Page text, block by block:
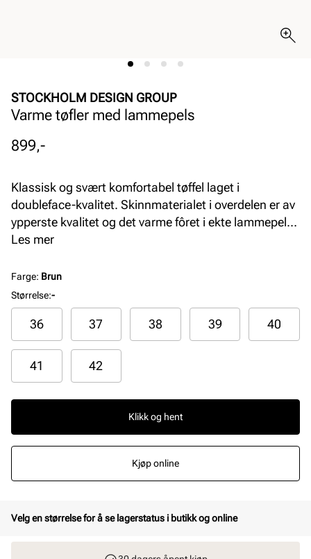
STOCKHOLM DESIGN GROUP
Varme tøfler med lammepels
Pris
899,-
Klassisk og svært komfortabel tøffel laget i
doubleface-kvalitet. Skinnmaterialet i overdelen er av
ypperste kvalitet og det varme fôret i ekte lammepels
gjør dette til en varm og veldig god tøffel. Tøffelen har
Les mer
Farge: Brun
Størrelse:-
36 37 38 39 40
41 42
Klikk og hent
Kjøp online
Velg en størrelse for å se lagerstatus i butikk og online